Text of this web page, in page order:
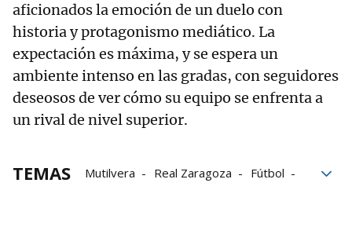
aficionados la emoción de un duelo con
historia y protagonismo mediático. La
expectación es máxima, y se espera un
ambiente intenso en las gradas, con seguidores
deseosos de ver cómo su equipo se enfrenta a
un rival de nivel superior.
TEMAS Mutilvera Real Zaragoza
Fútbol